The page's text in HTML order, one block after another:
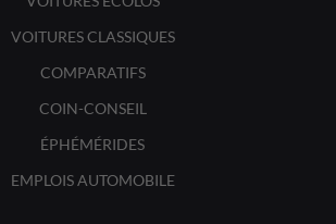
VOITURES CLASSIQUES
COMPARATIFS
COIN-CONSEIL
ÉPHÉMÉRIDES
EMPLOIS AUTOMOBILE